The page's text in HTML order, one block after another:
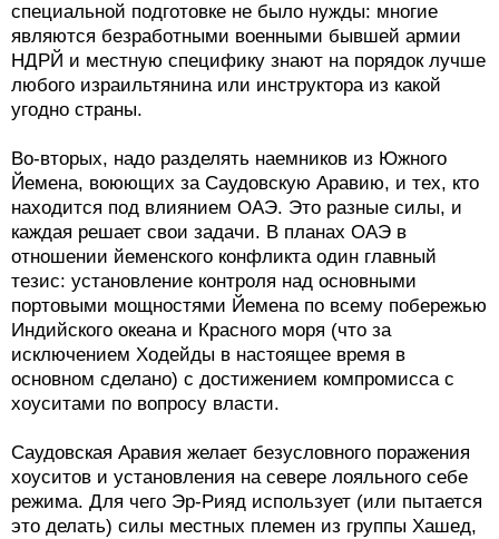
специальной подготовке не было нужды: многие
являются безработными военными бывшей армии
НДРЙ и местную специфику знают на порядок лучше
любого израильтянина или инструктора из какой
угодно страны.
Во-вторых, надо разделять наемников из Южного
Йемена, воюющих за Саудовскую Аравию, и тех, кто
находится под влиянием ОАЭ. Это разные силы, и
каждая решает свои задачи. В планах ОАЭ в
отношении йеменского конфликта один главный
тезис: установление контроля над основными
портовыми мощностями Йемена по всему побережью
Индийского океана и Красного моря (что за
исключением Ходейды в настоящее время в
основном сделано) с достижением компромисса с
хоуситами по вопросу власти.
Саудовская Аравия желает безусловного поражения
хоуситов и установления на севере лояльного себе
режима. Для чего Эр-Рияд использует (или пытается
это делать) силы местных племен из группы Хашед,